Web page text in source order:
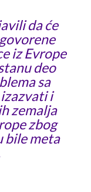
da će
iz Evrope
deo
sa
i
zemalja
zbog
bile meta